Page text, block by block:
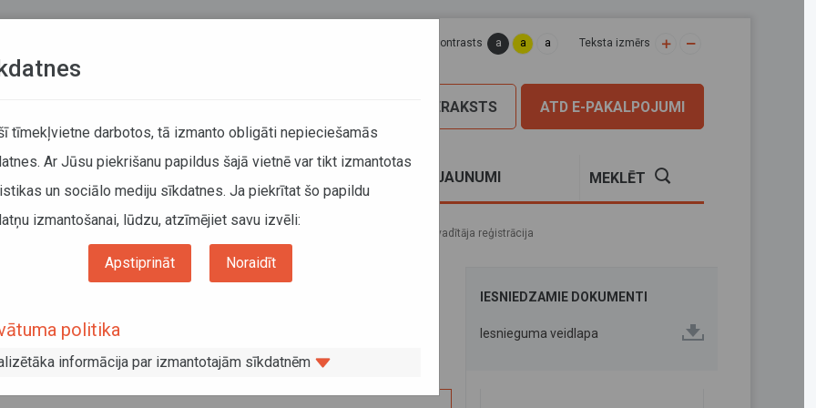
Lapas kontrasts a a a Teksta izmērs
ATD E-PAKALPOJUMI
PIERAKSTS
JAUNUMI MEKLĒT
Pasažieru komercpārvadājumu ar taksometru / vieglo automobili vadītāja reģistrācija
/ vieglo automobili vadītāja
IESNIEDZAMIE DOKUMENTI
Iesnieguma veidlapa
tīmekļvietne darbotos, tā izmanto obligāti nepieciešamās
Ar Jūsu piekrišanu papildus šajā vietnē var tikt izmantotas
un sociālo mediju sīkdatnes. Ja piekrītat šo papildu
izmantošanai, lūdzu, atzīmējiet savu izvēli:
Apstiprināt Noraidīt
politika
informācija par izmantotajām sīkdatnēm